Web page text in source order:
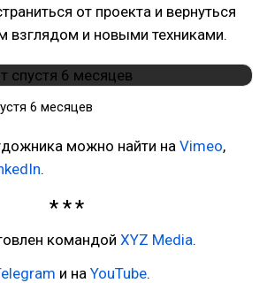
от проекта и вернуться
взглядом и новыми техниками.
6 месяцев
можно найти на Vimeo,
.
командой XYZ Media.
и на YouTube.